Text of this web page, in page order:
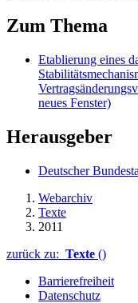
Zum Thema
Etablierung eines
neues Fenster)
Herausgeber
Deutscher
Webarchiv
Texte
2011
zurück zu: Texte ()
Barrierefreiheit
Datenschutz